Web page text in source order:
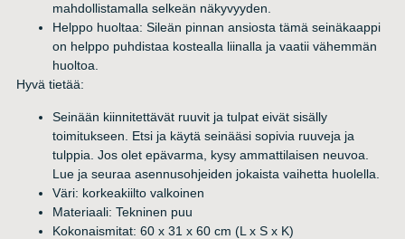
mahdollistamalla selkeän näkyvyyden.
Helppo huoltaa: Sileän pinnan ansiosta tämä seinäkaappi
on helppo puhdistaa kostealla liinalla ja vaatii vähemmän
huoltoa.
Hyvä tietää:
Seinään kiinnitettävät ruuvit ja tulpat eivät sisälly
toimitukseen. Etsi ja käytä seinääsi sopivia ruuveja ja
tulppia. Jos olet epävarma, kysy ammattilaisen neuvoa.
Lue ja seuraa asennusohjeiden jokaista vaihetta huolella.
Väri: korkeakiilto valkoinen
Materiaali: Tekninen puu
Kokonaismitat: 60 x 31 x 60 cm (L x S x K)